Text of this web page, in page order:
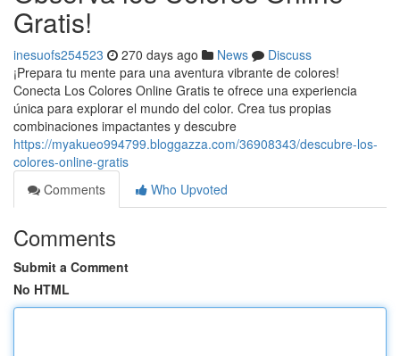
Gratis!
inesuofs254523 270 days ago News
Discuss
¡Prepara tu mente para una aventura vibrante de colores!
Conecta Los Colores Online Gratis te ofrece una experiencia
única para explorar el mundo del color. Crea tus propias
combinaciones impactantes y descubre
https://myakueo994799.bloggazza.com/36908343/descubre-los-
colores-online-gratis
Comments
Who Upvoted
Comments
Submit a Comment
No HTML